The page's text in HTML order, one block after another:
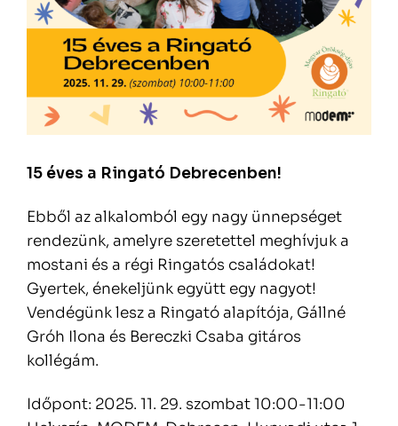
15 éves a Ringató Debrecenben!
Ebből az alkalomból egy nagy ünnepséget
rendezünk, amelyre szeretettel meghívjuk a
mostani és a régi Ringatós családokat!
Gyertek, énekeljünk együtt egy nagyot!
Vendégünk lesz a Ringató alapítója, Gállné
Gróh Ilona és Bereczki Csaba gitáros
kollégám.
Időpont: 2025. 11. 29. szombat 10:00-11:00